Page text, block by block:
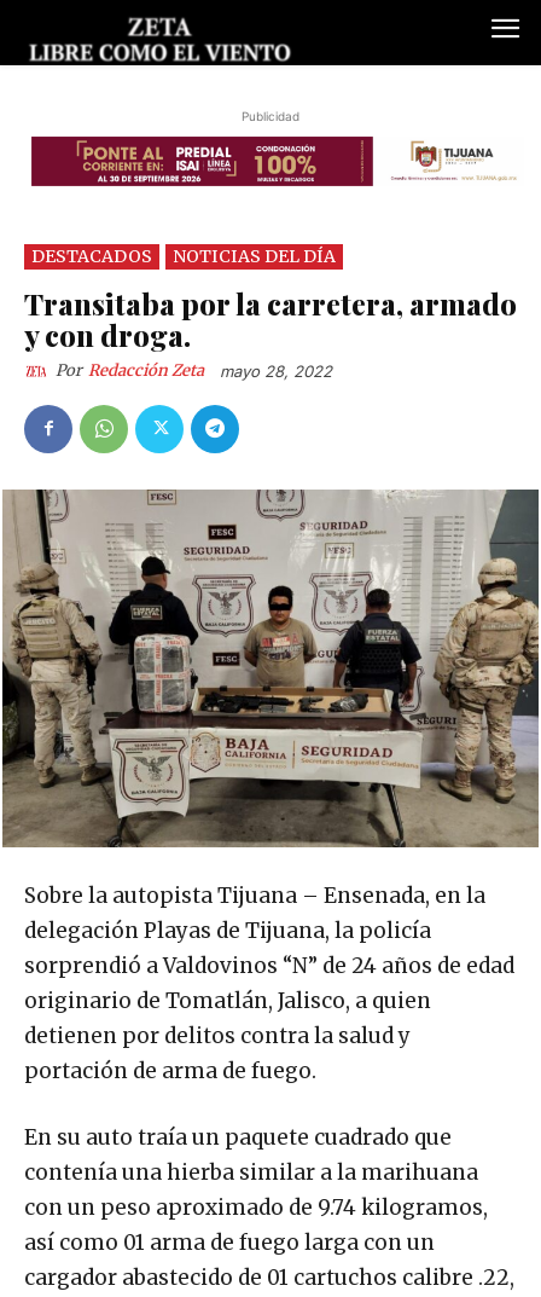
Publicidad
DESTACADOS NOTICIAS DEL DÍA
Transitaba por la carretera, armado
y con droga.
Por Redacción Zeta mayo 28, 2022
Sobre la autopista Tijuana – Ensenada, en la
delegación Playas de Tijuana, la policía
sorprendió a Valdovinos “N” de 24 años de edad
originario de Tomatlán, Jalisco, a quien
detienen por delitos contra la salud y
portación de arma de fuego.
En su auto traía un paquete cuadrado que
contenía una hierba similar a la marihuana
con un peso aproximado de 9.74 kilogramos,
así como 01 arma de fuego larga con un
cargador abastecido de 01 cartuchos calibre .22,